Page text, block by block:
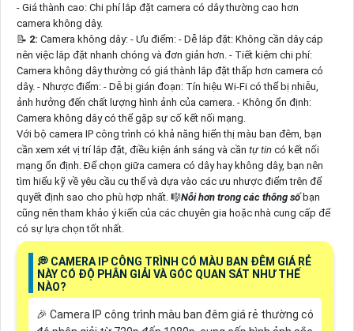
- Giá thành cao: Chi phí lắp đặt camera có dây thường cao hơn
camera không dây.
📝 2: Camera không dây: - Ưu điểm: - Dễ lắp đặt: Không cần dây cáp
nên việc lắp đặt nhanh chóng và đơn giản hơn. - Tiết kiệm chi phí:
Camera không dây thường có giá thành lắp đặt thấp hơn camera có
dây. - Nhược điểm: - Dễ bị gián đoạn: Tín hiệu Wi-Fi có thể bị nhiễu,
ảnh hưởng đến chất lượng hình ảnh của camera. - Không ổn định:
Camera không dây có thể gặp sự cố kết nối mạng.
Với bộ camera IP công trình có khả năng hiển thị màu ban đêm, bạn
cần xem xét vị trí lắp đặt, điều kiện ánh sáng và cần tự tincó kết nối
mạng ổn định. Để chọn giữa camera có dây hay không dây, bạn nên
tìm hiểu kỹ về yêu cầu cụ thể và dựa vào các ưu nhược điểm trên để
quyết định sao cho phù hợp nhất. 🎼️Nỗi hơn trong các thông sốbạn
cũng nên tham khảo ý kiến của các chuyên gia hoặc nhà cung cấp để
có sự lựa chọn tốt nhất.
️💭 CAMERA IP CÔNG TRÌNH CÓ MÀU BAN ĐÊM GIÁ RẺ
NÀY CÓ ĐỘ PHÂN GIẢI VÀ GÓC QUAN SÁT NHƯ THẾ
NÀO?
️🎉 Camera IP công trình màu ban đêm giá rẻ thường có